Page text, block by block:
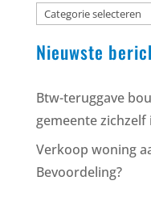
Nieuwste
Btw-teruggave
gemeente zichzelf
Verkoop woning
Bevoordeling?